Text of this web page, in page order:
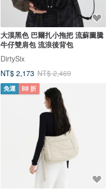
大漠黑色 巴爾扎小拖把 流蘇圖騰
牛仔雙肩包 流浪後背包
DirtySix
NT$ 2,173 NT$ 2,469
免運 88 折